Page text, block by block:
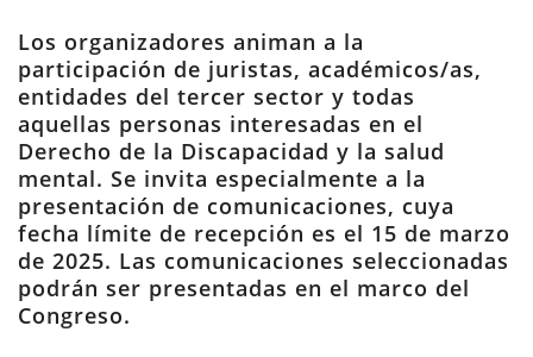
Los organizadores animan a la
participación de juristas, académicos/as,
entidades del tercer sector y todas
aquellas personas interesadas en el
Derecho de la Discapacidad y la salud
mental. Se invita especialmente a la
presentación de comunicaciones, cuya
fecha límite de recepción es el 15 de marzo
de 2025. Las comunicaciones seleccionadas
podrán ser presentadas en el marco del
Congreso.